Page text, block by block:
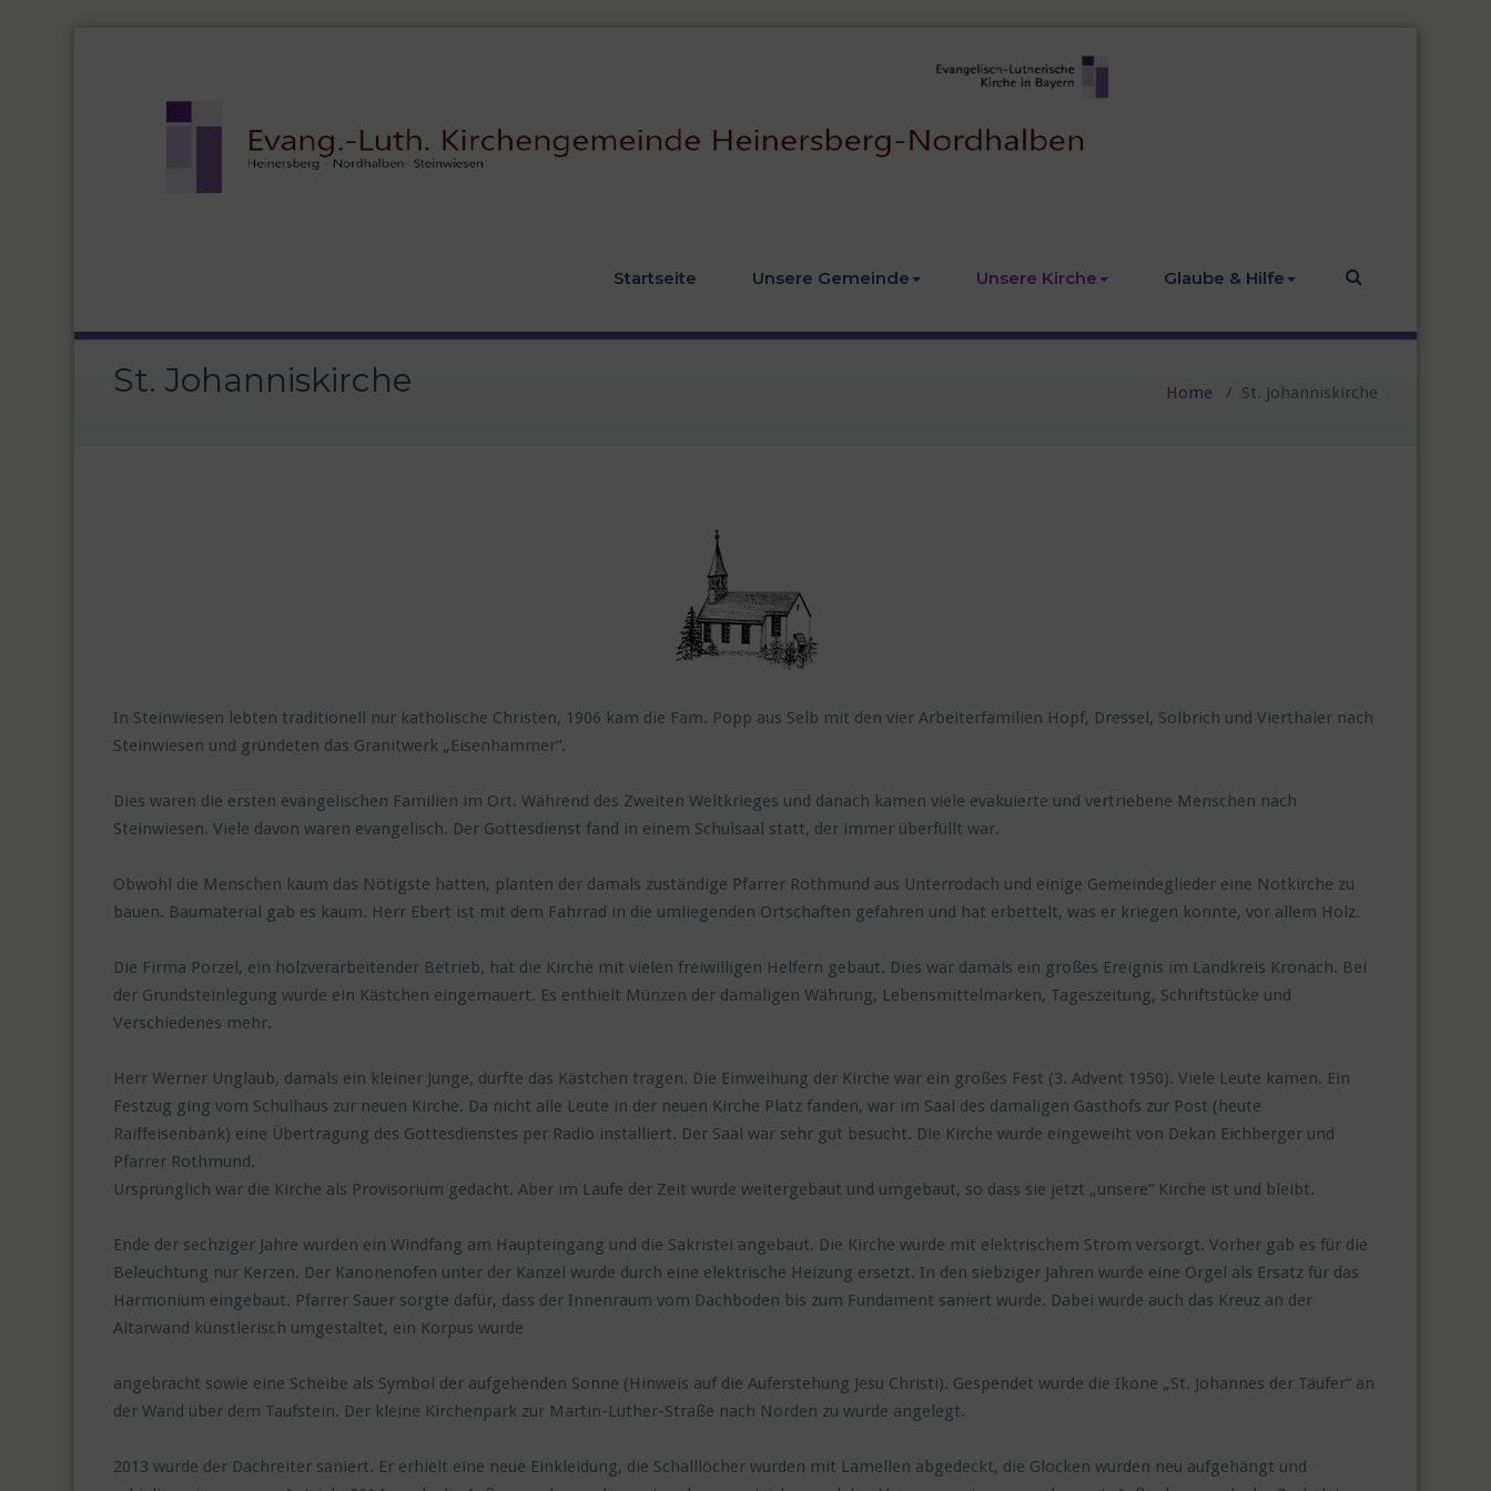
Startseite Unsere Gemeinde Unsere Kirche Glaube & Hilfe
St. Johanniskirche Home / St. Johanniskirche
In Steinwiesen lebten traditionell nur katholische Christen, 1906 kam die Fam. Popp aus Selb mit den vier Arbeiterfamilien Hopf, Dressel, Solbrich und Vierthaler nach
Steinwiesen und gründeten das Granitwerk „Eisenhammer“.
Dies waren die ersten evangelischen Familien im Ort. Während des Zweiten Weltkrieges und danach kamen viele evakuierte und vertriebene Menschen nach
Steinwiesen. Viele davon waren evangelisch. Der Gottesdienst fand in einem Schulsaal statt, der immer überfüllt war.
Obwohl die Menschen kaum das Nötigste hatten, planten der damals zuständige Pfarrer Rothmund aus Unterrodach und einige Gemeindeglieder eine Notkirche zu
bauen. Baumaterial gab es kaum. Herr Ebert ist mit dem Fahrrad in die umliegenden Ortschaften gefahren und hat erbettelt, was er kriegen konnte, vor allem Holz.
Die Firma Porzel, ein holzverarbeitender Betrieb, hat die Kirche mit vielen freiwilligen Helfern gebaut. Dies war damals ein großes Ereignis im Landkreis Kronach. Bei
der Grundsteinlegung wurde ein Kästchen eingemauert. Es enthielt Münzen der damaligen Währung, Lebensmittelmarken, Tageszeitung, Schriftstücke und
Verschiedenes mehr.
Herr Werner Unglaub, damals ein kleiner Junge, durfte das Kästchen tragen. Die Einweihung der Kirche war ein großes Fest (3. Advent 1950). Viele Leute kamen. Ein
Festzug ging vom Schulhaus zur neuen Kirche. Da nicht alle Leute in der neuen Kirche Platz fanden, war im Saal des damaligen Gasthofs zur Post (heute
Raiffeisenbank) eine Übertragung des Gottesdienstes per Radio installiert. Der Saal war sehr gut besucht. Die Kirche wurde eingeweiht von Dekan Eichberger und
Pfarrer Rothmund.
Ursprünglich war die Kirche als Provisorium gedacht. Aber im Laufe der Zeit wurde weitergebaut und umgebaut, so dass sie jetzt „unsere“ Kirche ist und bleibt.
Ende der sechziger Jahre wurden ein Windfang am Haupteingang und die Sakristei angebaut. Die Kirche wurde mit elektrischem Strom versorgt. Vorher gab es für die
Beleuchtung nur Kerzen. Der Kanonenofen unter der Kanzel wurde durch eine elektrische Heizung ersetzt. In den siebziger Jahren wurde eine Orgel als Ersatz für das
Harmonium eingebaut. Pfarrer Sauer sorgte dafür, dass der Innenraum vom Dachboden bis zum Fundament saniert wurde. Dabei wurde auch das Kreuz an der
Altarwand künstlerisch umgestaltet, ein Korpus wurde
angebracht sowie eine Scheibe als Symbol der aufgehenden Sonne (Hinweis auf die Auferstehung Jesu Christi). Gespendet wurde die Ikone „St. Johannes der Täufer“ an
der Wand über dem Taufstein. Der kleine Kirchenpark zur Martin-Luther-Straße nach Norden zu wurde angelegt.
2013 wurde der Dachreiter saniert. Er erhielt eine neue Einkleidung, die Schalllöcher wurden mit Lamellen abgedeckt, die Glocken wurden neu aufgehängt und